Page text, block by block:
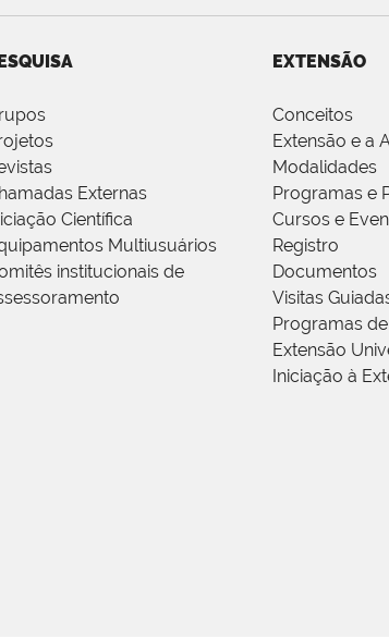
Externas
Científica
Multiusuários
institucionais de
EXTENSÃO
Conceitos
Extensão e a
Modalidades
Programas e
Cursos e
Registro
Documentos
Visitas
Programas
Extensão
Iniciação à